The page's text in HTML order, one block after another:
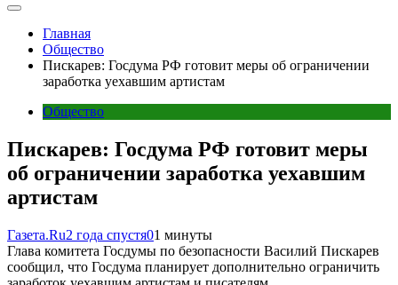
Главная
Общество
Пискарев: Госдума РФ готовит меры об ограничении
заработка уехавшим артистам
Общество
Пискарев: Госдума РФ готовит меры
об ограничении заработка уехавшим
артистам
Газета.Ru2 года спустя01 минуты
Глава комитета Госдумы по безопасности Василий Пискарев
сообщил, что Госдума планирует дополнительно ограничить